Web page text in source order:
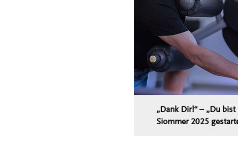
„Dank Dir!“ – „Du
Siommer 2025